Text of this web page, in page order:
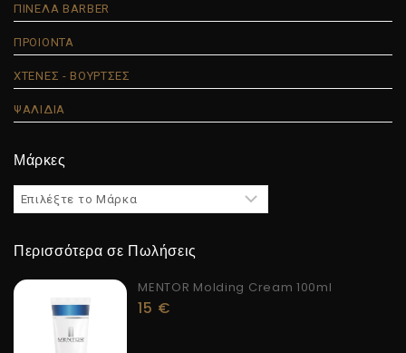
ΠΙΝΕΛΑ BARBER
ΠΡΟΙΟΝΤΑ
ΧΤΕΝΕΣ - ΒΟΥΡΤΣΕΣ
ΨΑΛΙΔΙΑ
Μάρκες
Περισσότερα σε Πωλήσεις
MENTOR Molding Cream 100ml
15 €